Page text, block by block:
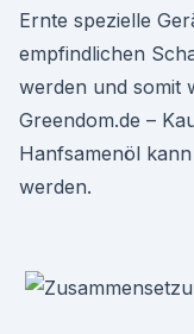
Ernte spezielle
empfindlichen
werden und somit
Greendom.de –
Hanfsamenöl
werden.